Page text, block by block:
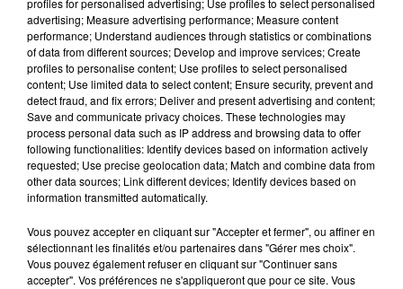
Lecture (2 min 29 sec)
100%
100% Radio les infos du Comminges
4 novembre 2024 - 2 min 29 sec
LES INFOS DU COMMINGES DU 04/11/2024 À
profiles for personalised advertising; Use profiles to select personalised
advertising; Measure advertising performance; Measure content
performance; Understand audiences through statistics or combinations
of data from different sources; Develop and improve services; Create
profiles to personalise content; Use profiles to select personalised
content; Use limited data to select content; Ensure security, prevent and
detect fraud, and fix errors; Deliver and present advertising and content;
Save and communicate privacy choices. These technologies may
process personal data such as IP address and browsing data to offer
following functionalities: Identify devices based on information actively
requested; Use precise geolocation data; Match and combine data from
other data sources; Link different devices; Identify devices based on
information transmitted automatically.
Vous pouvez accepter en cliquant sur "Accepter et fermer", ou affiner en
sélectionnant les finalités et/ou partenaires dans "Gérer mes choix".
Vous pouvez également refuser en cliquant sur "Continuer sans
accepter". Vos préférences ne s'appliqueront que pour ce site. Vous